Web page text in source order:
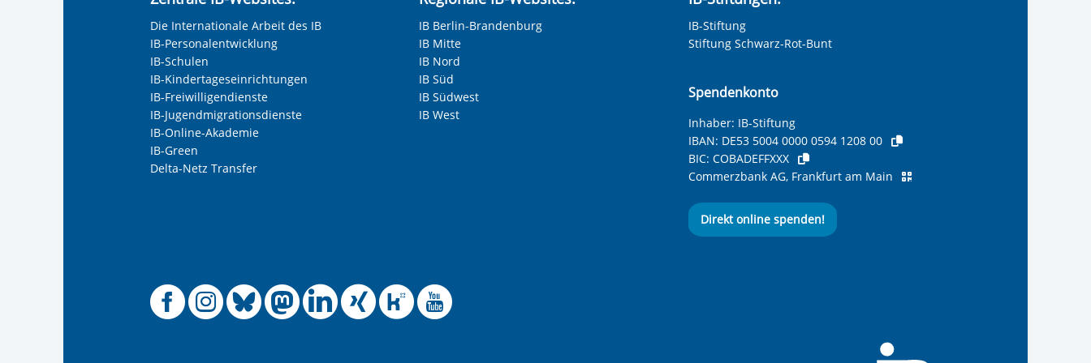
Die Internationale Arbeit des IB
IB-Personalentwicklung
IB-Schulen
IB-Kindertageseinrichtungen
IB-Freiwilligendienste
IB-Jugendmigrationsdienste
IB-Online-Akademie
IB-Green
Delta-Netz Transfer
IB Berlin-Brandenburg
IB Mitte
IB Nord
IB Süd
IB Südwest
IB West
IB-Stiftung
Stiftung Schwarz-Rot-Bunt
Spendenkonto
Inhaber: IB-Stiftung
IBAN: DE53 5004 0000 0594 1208 00
BIC: COBADEFFXXX
Commerzbank AG, Frankfurt am Main
Direkt online spenden!
Offizielle Facebook-Seite des Internationalen Bund
Offizielle Instagram-Seite des Internationalen Bund
Offizielle BlueSky-Seite des Internationalen Bund
Offizielle Mastodon-Seite des Internationalen
Offizielle LinkedIn-Seite des Internationalen
Offizielle Xing-Seite des Internationalen
Offizielle Kununu-Seite des